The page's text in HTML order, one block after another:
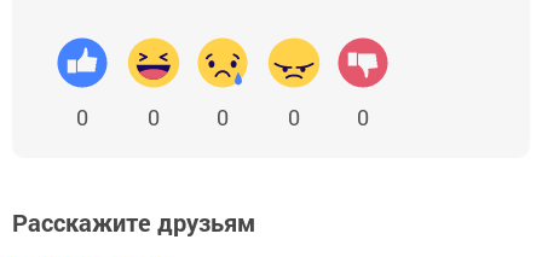
0 0 0 0 0
Расскажите друзьям